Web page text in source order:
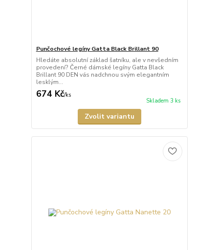
Punčochové legíny Gatta Black Brillant 90
Hledáte absolutní základ šatníku, ale v nevšedním
provedení? Černé dámské legíny Gatta Black
Brillant 90 DEN vás nadchnou svým elegantním
lesklým...
674 Kč/ks
Skladem 3 ks
Zvolit variantu